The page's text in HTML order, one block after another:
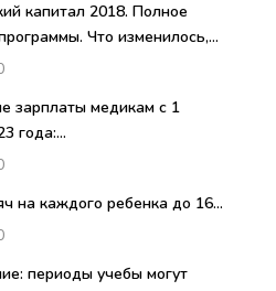
капитал 2018. Полное
Что изменилось,...
зарплаты медикам с 1
года:...
на каждого ребенка до 16...
периоды учебы могут